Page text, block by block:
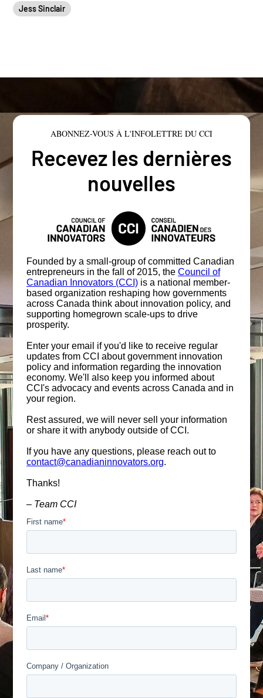
Jess Sinclair
ABONNEZ-VOUS À L'INFOLETTRE DU CCI
Recevez les dernières
nouvelles